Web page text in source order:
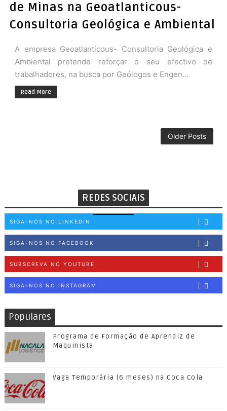
de Minas na Geoatlanticous-
Consultoria Geológica e Ambiental
A empresa Geoatlanticous- Consultoria Geológica e
Ambiental pretende reforçar o seu efectivo de
trabalhadores, na busca por Geólogos e Engen...
Read More
Older Posts
REDES SOCIAIS
SIGA-NOS NO LINKEDIN
SIGA-NOS NO FACEBOOK
SUBSCREVA NO YOUTUBE
SIGA-NOS NO INSTAGRAM
Populares
Programa de Formação de Aprendiz de
Maquinista
Vaga Temporária (6 meses) na Coca Cola